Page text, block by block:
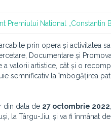
Premiului National „Constantin
prin opera și activitatea
Documentare și
valorii artistice, cât și o
semnificativ la îmbogățirea
din data de 27 octombrie 2022
la Târgu-Jiu, și va fi înmânat